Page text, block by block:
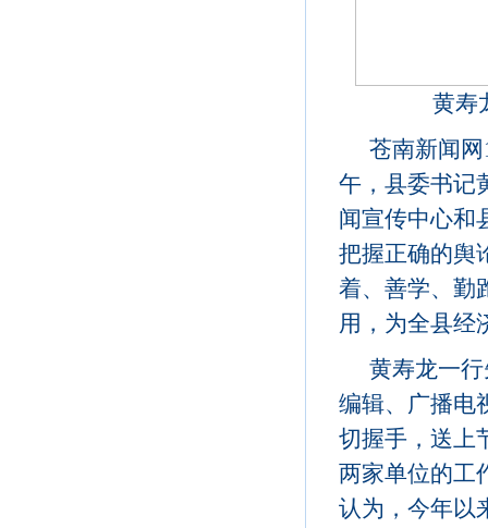
黄寿
苍南新闻
午，县委书记
闻宣传中心和
把握正确的舆
着、善学、勤
用，为全县经
黄寿龙一
编辑、广播电
切握手，送上
两家单位的工
认为，今年以